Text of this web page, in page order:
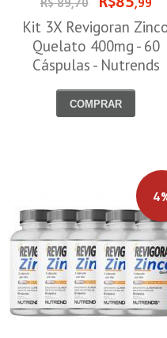
Kit 3X Revigoran
Quelato 400mg - 60
Cáspulas - Nutrends
COMPRAR